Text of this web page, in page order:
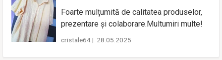
Foarte mulțumită de calitatea produselor,
prezentare și colaborare.Multumiri multe!
cristale64| 28.05.2025